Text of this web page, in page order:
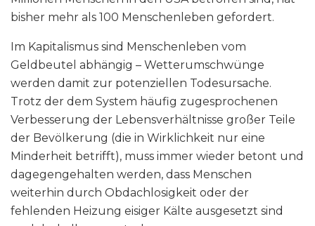
bisher mehr als 100 Menschenleben gefordert.
Im Kapitalismus sind Menschenleben vom
Geldbeutel abhängig – Wetterumschwünge
werden damit zur potenziellen Todesursache.
Trotz der dem System häufig zugesprochenen
Verbesserung der Lebensverhältnisse großer Teile
der Bevölkerung (die in Wirklichkeit nur eine
Minderheit betrifft), muss immer wieder betont und
dagegengehalten werden, dass Menschen
weiterhin durch Obdachlosigkeit oder der
fehlenden Heizung eisiger Kälte ausgesetzt sind